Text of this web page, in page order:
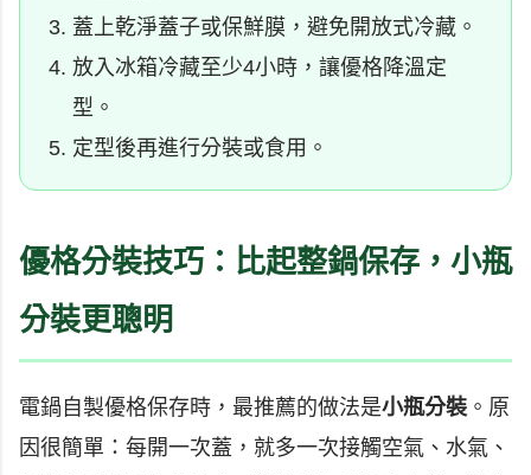
蓋上乾淨蓋子或保鮮膜，避免開放式冷藏。
放入冰箱冷藏至少4小時，讓優格降溫定
型。
定型後再進行分裝或食用。
優格分裝技巧：比起整鍋保存，小瓶
分裝更聰明
電鍋自製優格保存時，最推薦的做法是小瓶分裝。原
因很簡單：每開一次蓋，就多一次接觸空氣、水氣、